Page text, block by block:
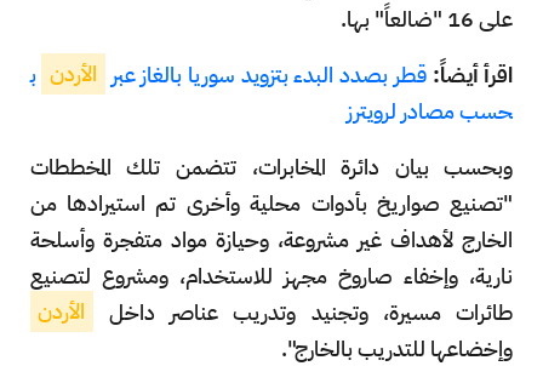
على 16 "ضالعاً" بها.
اقرأ أيضاً:قطر بصدد البدء بتزويد سوريا بالغاز عبر الأردن ب
حسب مصادر لرويترز
وبحسب بيان دائرة المخابرات، تتضمن تلك المخططات
"تصنيع صواريخ بأدوات محلية وأخرى تم استيرادها من
الخارج لأهداف غير مشروعة، وحيازة مواد متفجرة وأسلحة
نارية، وإخفاء صاروخ مجهز للاستخدام، ومشروع لتصنيع
طائرات مسيرة، وتجنيد وتدريب عناصر داخل
الأردن
وإخضاعها للتدريب بالخارج".